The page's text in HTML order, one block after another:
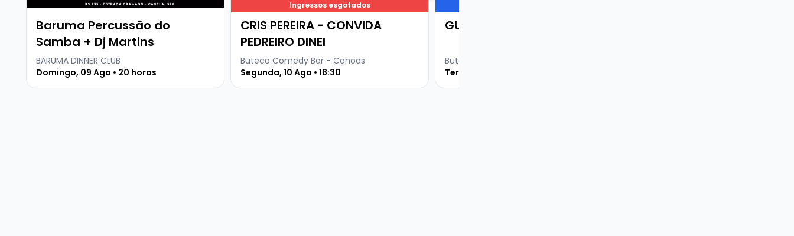
Baruma Percussão do
Samba + Dj Martins
BARUMA DINNER CLUB
Domingo, 09 Ago • 20 horas
Ingressos esgotados
CRIS PEREIRA - CONVIDA
PEDREIRO DINEI
Buteco Comedy Bar - Canoas
Segunda, 10 Ago • 18:30
GURI DE URUGUAIANA
Buteco Comedy Bar - Novo Hamburgo
Terça, 11 Ago • 19 horas